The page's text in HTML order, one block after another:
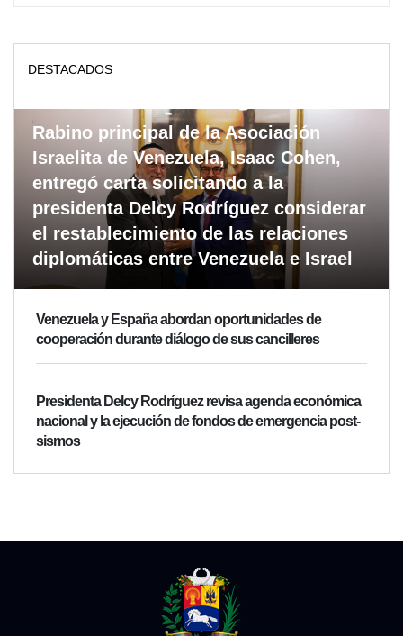
DESTACADOS
Rabino principal de la Asociación
Israelita de Venezuela, Isaac Cohen,
entregó carta solicitando a la
presidenta Delcy Rodríguez considerar
el restablecimiento de las relaciones
diplomáticas entre Venezuela e Israel
Venezuela y España abordan oportunidades de
cooperación durante diálogo de sus cancilleres
Presidenta Delcy Rodríguez revisa agenda económica
nacional y la ejecución de fondos de emergencia post-
sismos